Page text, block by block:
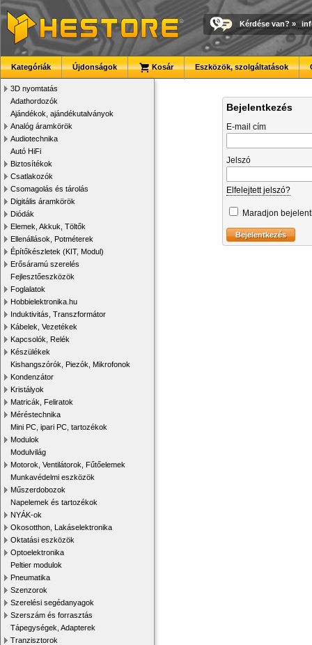
Kérdése van? »
Kategóriák Újdonságok Kosár Eszközök, szolgáltatások
3D nyomtatás
Adathordozók
Ajándékok, ajándékutalványok
Analóg áramkörök
Audiotechnika
Autó HiFi
Biztosítékok
Csatlakozók
Csomagolás és tárolás
Digitális áramkörök
Diódák
Elemek, Akkuk, Töltők
Ellenállások, Potméterek
Építőkészletek (KIT, Modul)
Erősáramú szerelés
Fejlesztőeszközök
Foglalatok
Hobbielektronika.hu
Induktivitás, Transzformátor
Kábelek, Vezetékek
Kapcsolók, Relék
Készülékek
Kishangszórók, Piezók, Mikrofonok
Kondenzátor
Kristályok
Matricák, Feliratok
Méréstechnika
Mini PC, ipari PC, tartozékok
Modulok
Modulvilág
Motorok, Ventilátorok, Fűtőelemek
Munkavédelmi eszközök
Műszerdobozok
Napelemek és tartozékok
NYÁK-ok
Okosotthon, Lakáselektronika
Oktatási eszközök
Optoelektronika
Peltier modulok
Pneumatika
Szenzorok
Szerelési segédanyagok
Szerszám és forrasztás
Tápegységek, Adapterek
Tranzisztorok
Bejelentkezés
E-mail cím
Jelszó
Elfelejtett jelszó?
Maradjon